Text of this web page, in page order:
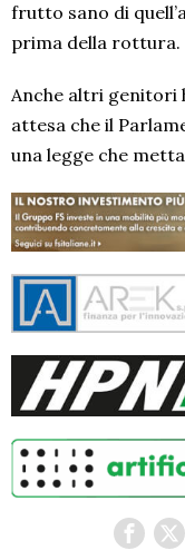
frutto sano di
prima della rottura.
Anche altri genitori
attesa che il
una legge che